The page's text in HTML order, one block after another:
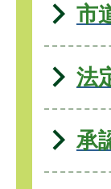
市
法
承